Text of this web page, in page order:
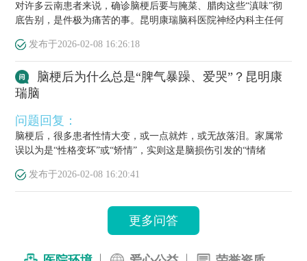
对许多云南患者来说，确诊脑梗后要与腌菜、腊肉这些“滇味”彻
底告别，是件极为痛苦的事。昆明康瑞脑科医院神经内科主任何
发布于2026-02-08 16:26:18
脑梗后为什么总是“脾气暴躁、爱哭”？昆明康
瑞脑
问题回复：
脑梗后，很多患者性情大变，或一点就炸，或无故落泪。家属常
误以为是“性格变坏”或“矫情”，实则这是脑损伤引发的“情绪
发布于2026-02-08 16:20:41
更多问答